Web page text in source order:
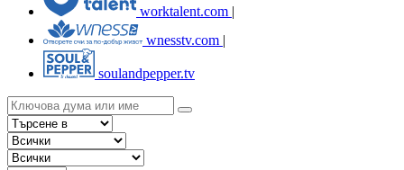
worktalent.com |
wnesstv.com |
soulandpepper.tv